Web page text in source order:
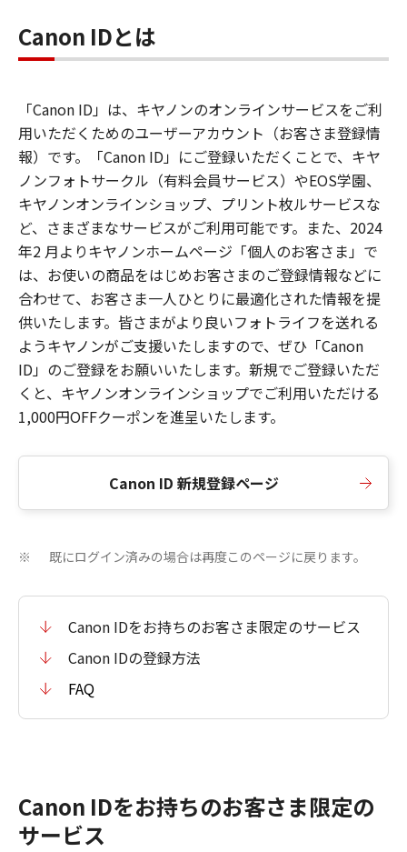
Canon IDとは
「Canon ID」は、キヤノンのオンラインサービスをご利
用いただくためのユーザーアカウント（お客さま登録情
報）です。「Canon ID」にご登録いただくことで、キヤ
ノンフォトサークル（有料会員サービス）やEOS学園、
キヤノンオンラインショップ、プリント枚ルサービスな
ど、さまざまなサービスがご利用可能です。また、2024
年2 月よりキヤノンホームページ「個人のお客さま」で
は、お使いの商品をはじめお客さまのご登録情報などに
合わせて、お客さま一人ひとりに最適化された情報を提
供いたします。皆さまがより良いフォトライフを送れる
ようキヤノンがご支援いたしますので、ぜひ「Canon
ID」のご登録をお願いいたします。新規でご登録いただ
くと、キヤノンオンラインショップでご利用いただける
1,000円OFFクーポンを進呈いたします。
Canon ID 新規登録ページ
※ 既にログイン済みの場合は再度このページに戻ります。
Canon IDをお持ちのお客さま限定のサービス
Canon IDの登録方法
FAQ
Canon IDをお持ちのお客さま限定の
サービス